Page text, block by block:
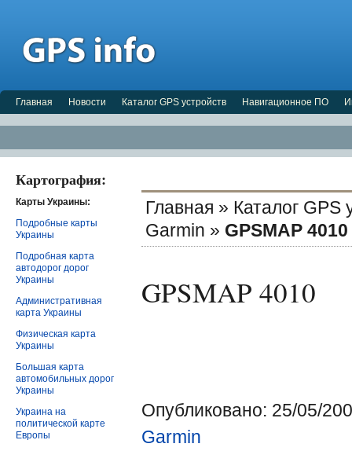
Главная Новости Каталог GPS устройств Навигационное ПО
Главная » Каталог GPS
Garmin » GPSMAP 4010
GPSMAP 4010
Опубликовано: 25/05/
Garmin
Картография:
Карты Украины:
Подробные карты
Украины
Подробная карта
автодорог дорог
Украины
Административная
карта Украины
Физическая карта
Украины
Большая карта
автомобильных дорог
Украины
Украина на
политической карте
Европы